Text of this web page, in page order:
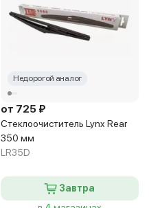
Недорогой аналог
от 725 ₽
Стеклоочиститель Lynx Rear
350 мм
LR35D
Завтра